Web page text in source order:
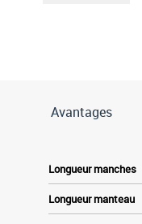
Avantages
Longueur manches
Longueur manteau